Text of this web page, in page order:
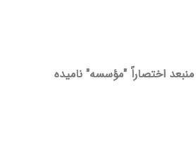
اختصاراً "مؤسسه"نامیده